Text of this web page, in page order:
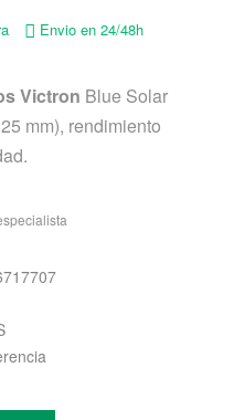
Envio en 24/48h
Victron Blue Solar
mm), rendimiento